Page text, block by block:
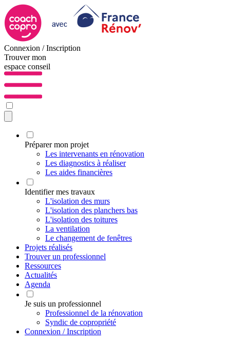
Connexion / Inscription
Trouver mon
espace conseil
Préparer mon projet
Les intervenants en rénovation
Les diagnostics à réaliser
Les aides financières
Identifier mes travaux
L'isolation des murs
L'isolation des planchers bas
L'isolation des toitures
La ventilation
Le changement de fenêtres
Projets réalisés
Trouver un professionnel
Ressources
Actualités
Agenda
Je suis un professionnel
Professionnel de la rénovation
Syndic de copropriété
Connexion / Inscription